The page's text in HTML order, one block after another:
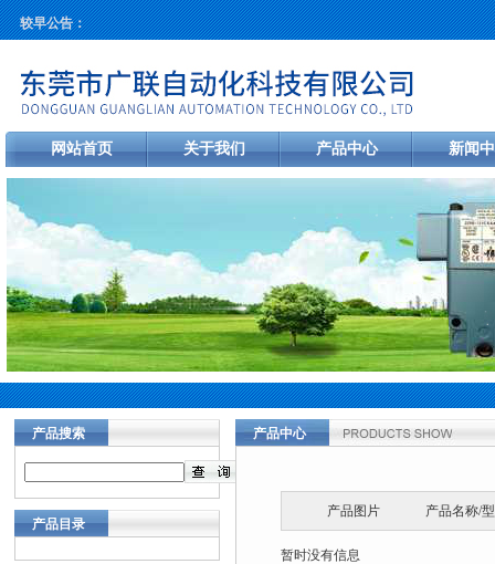
较早公告：
网站首页 关于我们 产品中心 新闻
产品搜索
产品目录
产品中心
产品图片 产品名称/
暂时没有信息